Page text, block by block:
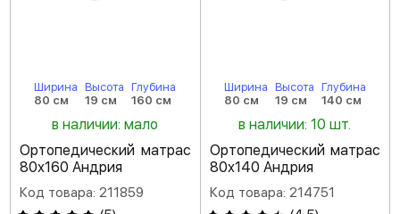
Ширина
80 см
Высота
19 см
Глубина
160 см
в наличии: мало
Ортопедический матрас
80х160 Андрия
Код товара: 211859
Ширина
80 см
Высота
19 см
Глубина
140 см
в наличии: 10 шт.
Ортопедический матрас
80х140 Андрия
Код товара: 214751